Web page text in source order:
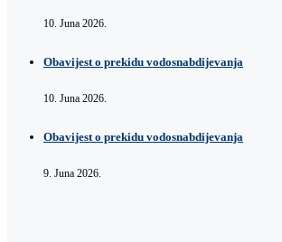
10. Juna 2026.
Obavijest o prekidu vodosnabdijevanja
10. Juna 2026.
Obavijest o prekidu vodosnabdijevanja
9. Juna 2026.